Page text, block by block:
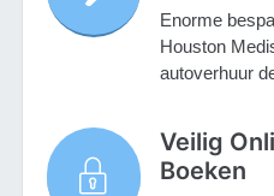
Enorme
Houston
autoverhuur
Veilig
Boeken